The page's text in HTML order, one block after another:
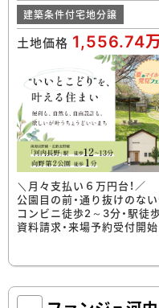
建築条件付宅地分譲
土地価格 1,556.74
＼月々支払い６万円台！／
公園目の前・通り抜けのな
コンビニ徒歩2～3分・駅
資料請求・来場予約受付開始